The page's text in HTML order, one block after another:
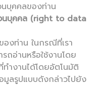
นบุคคลของท่าน
วนบุคคล (right to data
งท่าน ในกรณีที่เรา
ถอ่านหรือใช้งานโดย
ำงานได้โดยอัตโนมัติ
มูลรูปแบบดังกล่าวไปยัง